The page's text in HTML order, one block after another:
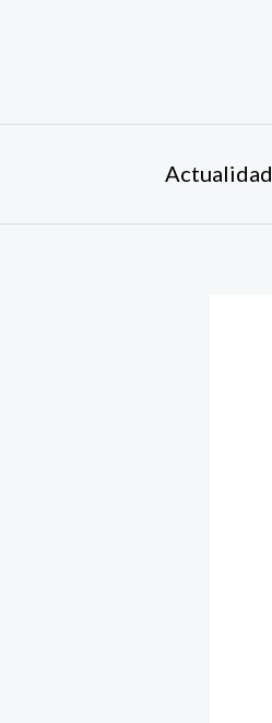
Actualidad